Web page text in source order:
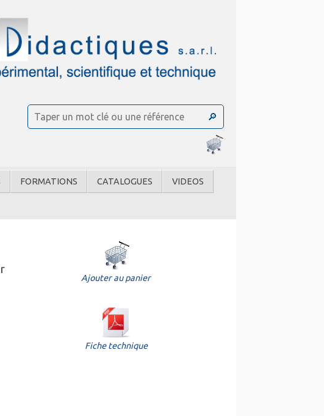
FORMATIONS CATALOGUES VIDEOS
Ajouter au panier
Fiche technique